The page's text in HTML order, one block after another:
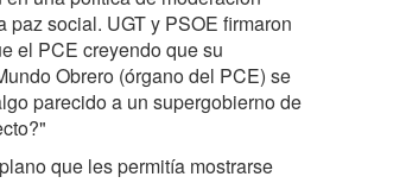
social. UGT y PSOE firmaron
el PCE creyendo que su
Obrero (órgano del PCE) se
parecido a un supergobierno de
que les permitía mostrarse